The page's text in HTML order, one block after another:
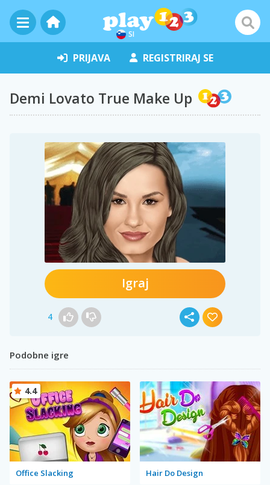
SI
PRIJAVA REGISTRIRAJ SE
Demi Lovato True Make Up
Igraj
4
Podobne igre
Office Slacking
4.4
Hair Do Design